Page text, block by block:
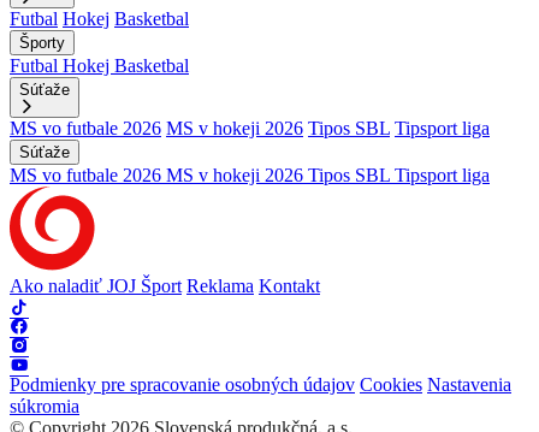
Futbal Hokej Basketbal
Športy
Futbal Hokej Basketbal
Súťaže
MS vo futbale 2026 MS v hokeji 2026 Tipos SBL Tipsport liga
Súťaže
MS vo futbale 2026 MS v hokeji 2026 Tipos SBL Tipsport liga
Ako naladiť JOJ Šport Reklama Kontakt
Podmienky pre spracovanie osobných údajov Cookies Nastavenia
súkromia
© Copyright 2026 Slovenská produkčná, a.s.